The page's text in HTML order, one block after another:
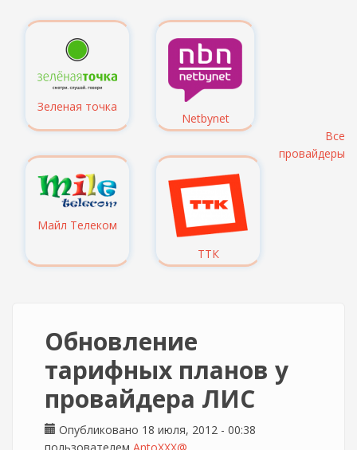
Зеленая точка
Netbynet
Майл Телеком
ТТК
Все
провайдеры
Обновление
тарифных планов у
провайдера ЛИС
Опубликовано 18 июля, 2012 - 00:38